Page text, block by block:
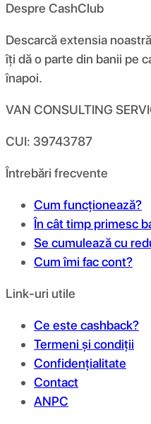
Despre CashClub
Descarcă extensia
îți dă o parte din banii pe
înapoi.
VAN CONSULTING
CUI: 39743787
Întrebări frecvente
Cum funcționează?
În cât timp primesc
Se cumulează cu
Cum îmi fac cont?
Link-uri utile
Ce este cashback?
Termeni și condiții
Confidențialitate
Contact
ANPC